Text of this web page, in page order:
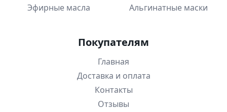
Эфирные масла
Альгинатные маски
Покупателям
Главная
Доставка и оплата
Контакты
Отзывы